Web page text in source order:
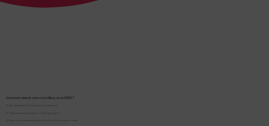
Comment obtenir notre Livre Blanc sur le RGPD ?